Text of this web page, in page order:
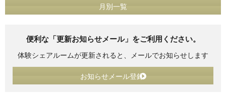
月別一覧
便利な「更新お知らせメール」をご利用ください。
体験シェアルームが更新されると、メールでお知らせします
お知らせメール登録